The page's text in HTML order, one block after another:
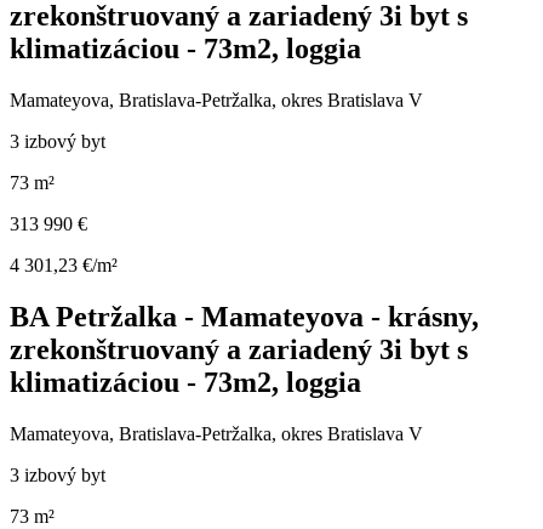
zrekonštruovaný a zariadený 3i byt s
klimatizáciou - 73m2, loggia
Mamateyova, Bratislava-Petržalka, okres Bratislava V
3 izbový byt
73 m²
313 990 €
4 301,23 €/m²
BA Petržalka - Mamateyova - krásny,
zrekonštruovaný a zariadený 3i byt s
klimatizáciou - 73m2, loggia
Mamateyova, Bratislava-Petržalka, okres Bratislava V
3 izbový byt
73 m²